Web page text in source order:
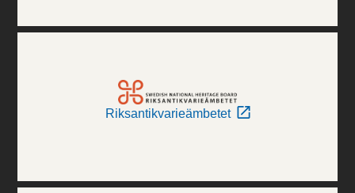
Riksantikvarieämbetet